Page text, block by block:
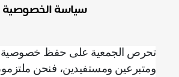
سياسة الخصوصية
تحرص الجمعية على حفظ خصوصية
ومتبرعين ومستفيدين، فنحن ملتزمون